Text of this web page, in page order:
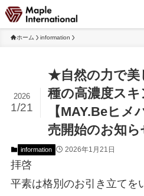
ホーム information
★自然の力で
種の高濃度ス
【MAY.Beヒ
売開始のお知ら
2026
1/21
information 2026年1月21日
拝啓
平素は格別のお引き立てを